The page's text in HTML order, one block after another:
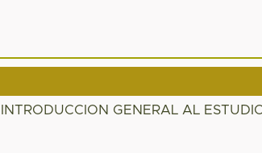
INTRODUCCION GENERAL AL